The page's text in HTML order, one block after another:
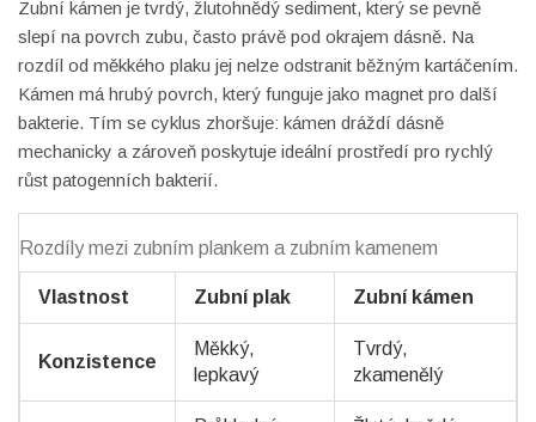
Zubní kámen je tvrdý, žlutohnědý sediment, který se pevně
slepí na povrch zubu, často právě pod okrajem dásně. Na
rozdíl od měkkého plaku jej nelze odstranit běžným kartáčením.
Kámen má hrubý povrch, který funguje jako magnet pro další
bakterie. Tím se cyklus zhoršuje: kámen dráždí dásně
mechanicky a zároveň poskytuje ideální prostředí pro rychlý
růst patogenních bakterií.
Rozdíly mezi zubním plankem a zubním kamenem
Vlastnost Zubní plak Zubní kámen
Konzistence
Měkký,
lepkavý
Tvrdý,
zkamenělý